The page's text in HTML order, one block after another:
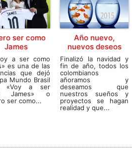
ser como
James
a ser como
es una de las
que dejó
Mundo Brasil
«Voy a ser
James» o
ser como...
Año nuevo,
nuevos deseos
Finalizó la navidad y
fin de año, todos los
colombianos
añoramos y
deseamos que
nuestros sueños y
proyectos se hagan
realidad y que...